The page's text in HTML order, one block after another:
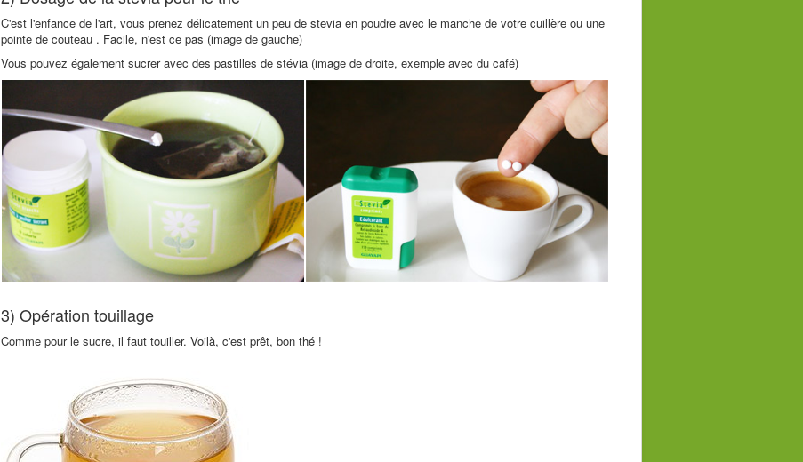
C'est l'enfance de l'art, vous prenez délicatement un peu de stevia en poudre avec le manche de votre cuillère ou une
pointe de couteau . Facile, n'est ce pas (image de gauche)
Vous pouvez également sucrer avec des pastilles de stévia (image de droite, exemple avec du café)
3) Opération touillage
Comme pour le sucre, il faut touiller. Voilà, c'est prêt, bon thé !